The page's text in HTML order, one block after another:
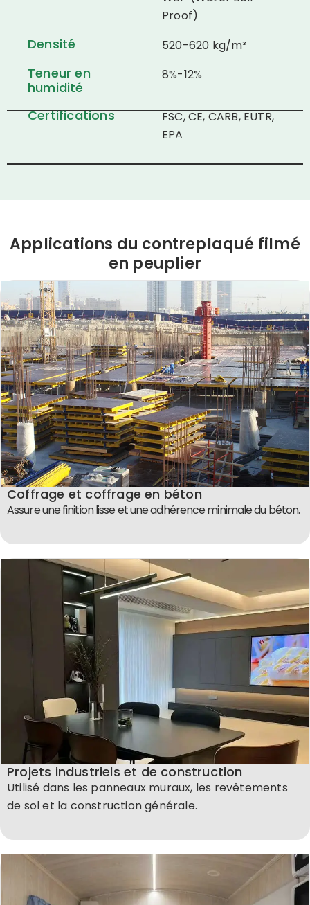
Proof)
Densité 520-620 kg/m³
Teneur en
humidité
8%-12%
Certifications
FSC, CE, CARB, EUTR,
EPA
Applications du contreplaqué filmé
en peuplier
Coffrage et coffrage en béton
Assure une finition lisse et une adhérence minimale du béton.
Projets industriels et de construction
Utilisé dans les panneaux muraux, les revêtements
de sol et la construction générale.